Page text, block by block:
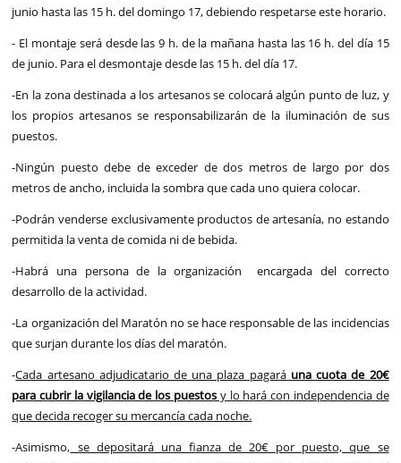
junio hasta las 15 h. del domingo 17, debiendo respetarse este horario.
- El montaje será desde las 9 h. de la mañana hasta las 16 h. del día 15
de junio. Para el desmontaje desde las 15 h. del día 17.
-En la zona destinada a los artesanos se colocará algún punto de luz, y
los propios artesanos se responsabilizarán de la iluminación de sus
puestos.
-Ningún puesto debe de exceder de dos metros de largo por dos
metros de ancho, incluida la sombra que cada uno quiera colocar.
-Podrán venderse exclusivamente productos de artesanía, no estando
permitida la venta de comida ni de bebida.
-Habrá una persona de la organización encargada del correcto
desarrollo de la actividad.
-La organización del Maratón no se hace responsable de las incidencias
que surjan durante los días del maratón.
-Cada artesano adjudicatario de una plaza pagará una cuota de 20€
para cubrir la vigilancia de los puestos y lo hará con independencia de
que decida recoger su mercancía cada noche.
-Asimismo, se depositará una fianza de 20€ por puesto, que se